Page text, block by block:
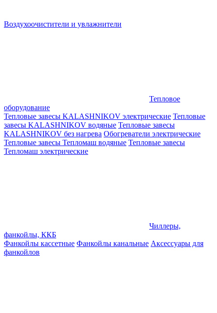
Воздухоочистители и увлажнители
Тепловое
оборудование
Тепловые завесы KALASHNIKOV электрические Тепловые
завесы KALASHNIKOV водяные Тепловые завесы
KALASHNIKOV без нагрева Обогреватели электрические
Тепловые завесы Тепломаш водяные Тепловые завесы
Тепломаш электрические
Чиллеры,
фанкойлы, ККБ
Фанкойлы кассетные Фанкойлы канальные Аксессуары для
фанкойлов